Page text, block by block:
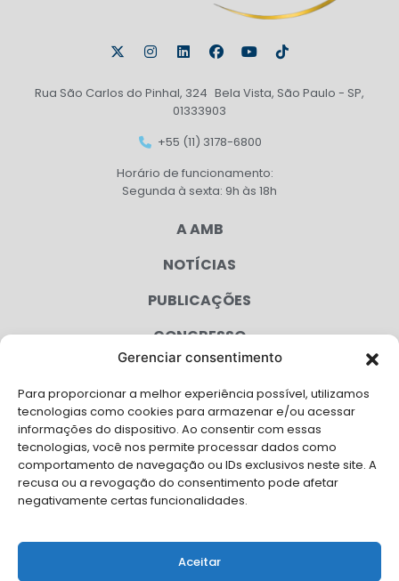
Gerenciar consentimento
Para proporcionar a melhor experiência possível, utilizamos
tecnologias como cookies para armazenar e/ou acessar
informações do dispositivo. Ao consentir com essas
tecnologias, você nos permite processar dados como
comportamento de navegação ou IDs exclusivos neste site. A
recusa ou a revogação do consentimento pode afetar
negativamente certas funcionalidades.
Aceitar
Rua São Carlos do Pinhal, 324 Bela Vista, São Paulo - SP,
01333903
+55 (11) 3178-6800
Horário de funcionamento:
Segunda à sexta: 9h às 18h
A AMB
NOTÍCIAS
PUBLICAÇÕES
CONGRESSO
CAMPANHAS
SERVIÇOS
FILIADAS
FALE CONOSCO